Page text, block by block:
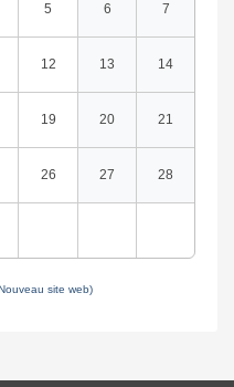
5 6 7
12 13 14
19 20 21
26 27 28
site web)